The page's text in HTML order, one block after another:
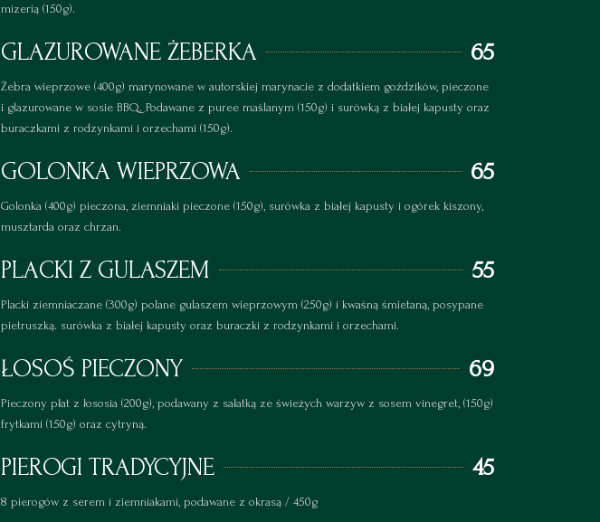
mizerią (150g).
GLAZUROWANE ŻEBERKA 65
Żebra wieprzowe (400g) marynowane w autorskiej marynacie z dodatkiem goździków, pieczone
i glazurowane w sosie BBQ. Podawane z puree maślanym (150g) i surówką z białej kapusty oraz
buraczkami z rodzynkami i orzechami (150g).
GOLONKA WIEPRZOWA 65
Golonka (400g) pieczona, ziemniaki pieczone (150g), surówka z białej kapusty i ogórek kiszony,
musztarda oraz chrzan.
PLACKI Z GULASZEM 55
Placki ziemniaczane (300g) polane gulaszem wieprzowym (250g) i kwaśną śmietaną, posypane
pietruszką. surówka z białej kapusty oraz buraczki z rodzynkami i orzechami.
ŁOSOŚ PIECZONY 69
Pieczony płat z łososia (200g), podawany z sałatką ze świeżych warzyw z sosem vinegret, (150g)
frytkami (150g) oraz cytryną.
PIEROGI TRADYCYJNE 45
8 pierogów z serem i ziemniakami, podawane z okrasą / 450g